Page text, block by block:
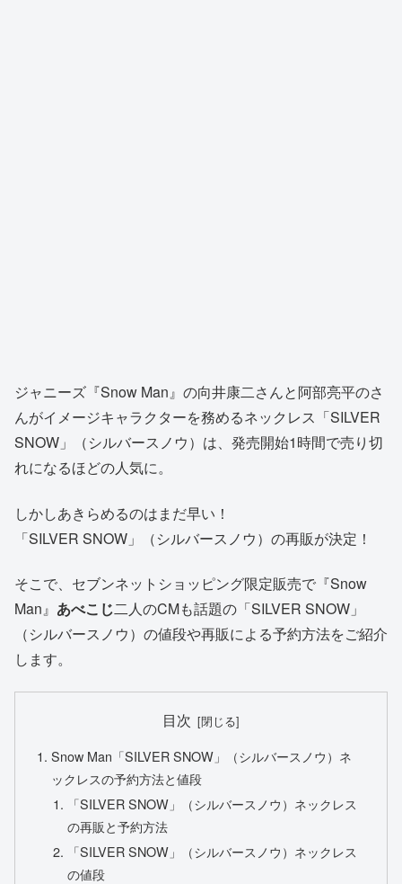
ジャニーズ『Snow Man』の向井康二さんと阿部亮平のさ
んがイメージキャラクターを務めるネックレス「SILVER
SNOW」（シルバースノウ）は、発売開始1時間で売り切
れになるほどの人気に。
しかしあきらめるのはまだ早い！
「SILVER SNOW」（シルバースノウ）の再販が決定！
そこで、セブンネットショッピング限定販売で『Snow
Man』 あべこじ二人のCMも話題の「SILVER SNOW」
（シルバースノウ）の値段や再販による予約方法をご紹介
します。
目次
Snow Man「SILVER SNOW」（シルバースノウ）ネ
ックレスの予約方法と値段
「SILVER SNOW」（シルバースノウ）ネックレス
の再販と予約方法
「SILVER SNOW」（シルバースノウ）ネックレス
の値段